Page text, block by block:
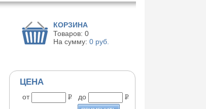
КОРЗИНА
Товаров:0
На сумму:0 руб.
ЦЕНА
от P до P